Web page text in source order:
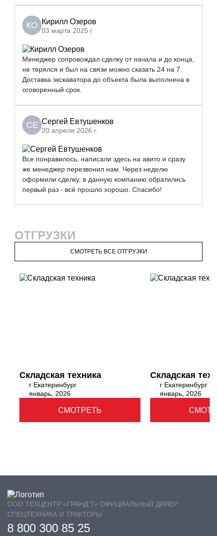
КО Кирилл Озеров
03 марта 2025 г
Менеджер сопровождал сделку от начала и до конца,
не терялся и был на связи можно сказать 24 на 7.
Доставка экскаватора до объекта была выполнена в
оговоренный срок.
СЕ Сергей Евтушенков
20 апреля 2026 г.
Все понравилось, написали здесь на авито и сразу
же менеджер перезвонил нам. Через неделю
оформили сделку, в данную компанию обратились
первый раз - всё прошло хорошо. Спасибо!
ОТГРУЗКИ
СМОТРЕТЬ ВСЕ ОТГРУЗКИ
Складская техника
г Екатеринбург
январь, 2026
СМОТРЕТЬ
Складская
г Екатеринбург
январь, 2026
ООО ТЕХЦЕНТР «ГРАНД Т» ОФИЦИАЛЬНЫЙ ДИЛЕР
СПЕЦТЕХНИКА И ТРАКТОРЫ
8 800 300 85 25